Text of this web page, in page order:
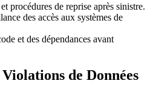
procédures de reprise après sinistre.
des accès aux systèmes de
et des dépendances avant
de Données